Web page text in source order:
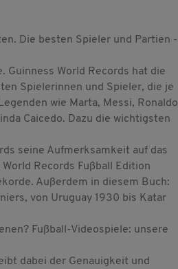
Die besten Spieler und Partien -
Guinness World Records hat die
Spielerinnen und Spieler, die je
wie Marta, Messi, Ronaldo
Caicedo. Dazu die wichtigsten
seine Aufmerksamkeit auf das
Records Fußball Edition
Außerdem in diesem Buch:
von Uruguay 1930 bis Katar
Fußball-Videospiele: unsere
dabei der Genauigkeit und